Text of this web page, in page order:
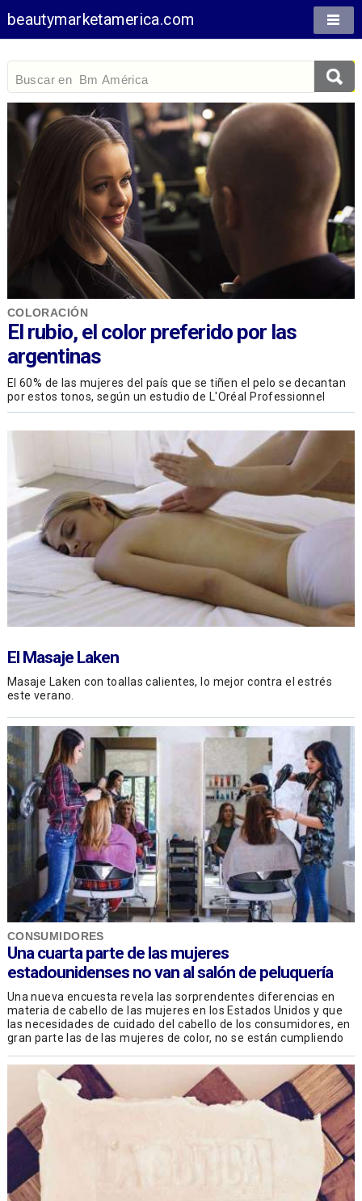
beautymarketamerica.com
COLORACIÓN
El rubio, el color preferido por las
argentinas
El 60% de las mujeres del país que se tiñen el pelo se decantan
por estos tonos, según un estudio de L'Oréal Professionnel
El Masaje Laken
Masaje Laken con toallas calientes, lo mejor contra el estrés
este verano.
CONSUMIDORES
Una cuarta parte de las mujeres
estadounidenses no van al salón de peluquería
Una nueva encuesta revela las sorprendentes diferencias en
materia de cabello de las mujeres en los Estados Unidos y que
las necesidades de cuidado del cabello de los consumidores, en
gran parte las de las mujeres de color, no se están cumpliendo